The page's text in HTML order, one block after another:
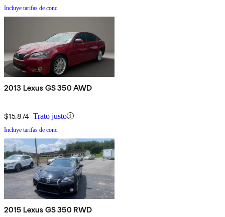
Incluye tarifas de conc.
2013 Lexus GS 350 AWD
$15,874 Trato justo
Incluye tarifas de conc.
2015 Lexus GS 350 RWD